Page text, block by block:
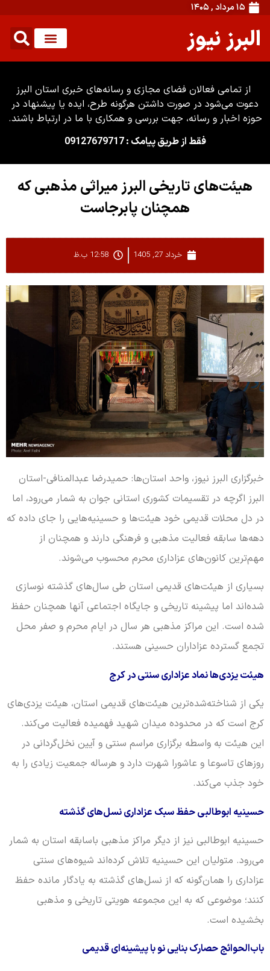
۱۵ مرداد , ۱۴۰۵
البرز نیوز
از تمامی فعالان فضای مجازی و رسانه‌های خبری استان البرز
دعوت می‌شود در صورت داشتن هرگونه طرح، ایده یا پیشنهاد در
حوزه اخبار و رسانه، جهت بررسی و همکاری با ما در ارتباط باشند.
فقط از طریق پیامک : 09127679717
هیئت‌های تاریخی البرز میراثی مذهبی که
همچنان پابرجاست
خرداد 27, 1405 12:58 ب.ظ
خبرگزاری البرز نیوز، واحد استان‌ها: حمیدرضا عبدالمنافی-استان
البرز اگرچه در تقسیمات کشوری استانی جوان به شمار می‌رود، اما
در دل محلات قدیمی خود هیئت‌ها و حسینیه‌هایی را جای داده که
دهه‌ها سابقه فعالیت مذهبی و فرهنگی دارند و همچنان از
مهم‌ترین کانون‌های عزاداری محرم محسوب می‌شوند.
بسیاری از هیئت‌های قدیمی استان طی سال‌های گذشته نوسازی
شده‌اند اما پیشینه تاریخی و جایگاه اجتماعی آنها همچنان حفظ
شده است. این مراکز مذهبی هر سال در ایام محرم و صفر محل
تجمع گسترده عزاداران حسینی هستند.
هیئت یزدی‌ها نماد عزاداری سنتی در کرج
یکی از شناخته‌شده‌ترین هیئت‌های قدیمی استان، هیئت یزدی‌های
کرج است که در محدوده میدان شهید فهمیده فعالیت می‌کند.
این هیئت به واسطه برگزاری مراسم سنتی و آیین نخل‌گردانی در
روزهای تاسوعا و عاشورا شهرت دارد و هرساله جمعیت زیادی را به
خود جذب می‌کند.
حسینیه ابوطالبی حفظ سبک عزاداری نسل‌های گذشته
حسینیه ابوطالبی نیز از دیگر مراکز مذهبی باسابقه استان به شمار
می‌رود. متولیان این حسینیه تلاش کرده‌اند شیوه‌های سنتی
عزاداری را همان‌گونه که از نسل‌های گذشته به یادگار مانده حفظ
کنند؛ موضوعی که به این مجموعه هویتی تاریخی و مذهبی
بخشیده است.
باب‌الحوائج حصارک بنایی نو با پیشینه‌ای قدیمی